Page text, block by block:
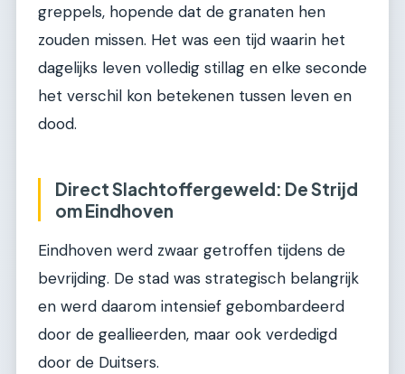
greppels, hopende dat de granaten hen
zouden missen. Het was een tijd waarin het
dagelijks leven volledig stillag en elke seconde
het verschil kon betekenen tussen leven en
dood.
Direct Slachtoffergeweld: De Strijd
om Eindhoven
Eindhoven werd zwaar getroffen tijdens de
bevrijding. De stad was strategisch belangrijk
en werd daarom intensief gebombardeerd
door de geallieerden, maar ook verdedigd
door de Duitsers.